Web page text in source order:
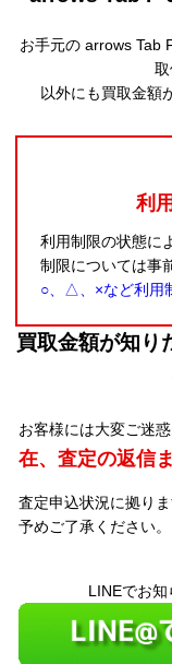
お手元の arrows Tab
取
以外にも買取金額
利
利用制限の状態に
制限については事
○、△、×など利用
買取金額が知り
お客様には大変ご迷
在、査定の返信
査定申込状況に拠り
予めご了承ください。
LINEでお知